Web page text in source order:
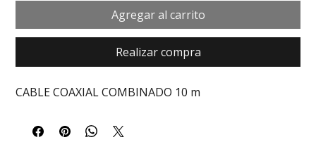
Agregar al carrito
Realizar compra
CABLE COAXIAL COMBINADO 10 m